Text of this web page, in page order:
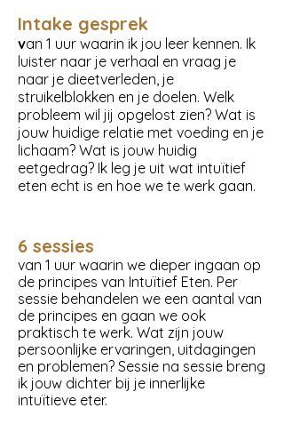
Intake gesprek
van 1 uur waarin ik jou leer kennen. Ik
luister naar je verhaal en vraag je
naar je dieetverleden, je
struikelblokken en je doelen. Welk
probleem wil jij opgelost zien? Wat is
jouw huidige relatie met voeding en je
lichaam? Wat is jouw huidig
eetgedrag? Ik leg je uit wat intuïtief
eten echt is en hoe we te werk gaan.
6 sessies
van 1 uur waarin we dieper ingaan op
de principes van Intuïtief Eten. Per
sessie behandelen we een aantal van
de principes en gaan we ook
praktisch te werk. Wat zijn jouw
persoonlijke ervaringen, uitdagingen
en problemen? Sessie na sessie breng
ik jouw dichter bij je innerlijke
intuïtieve eter.